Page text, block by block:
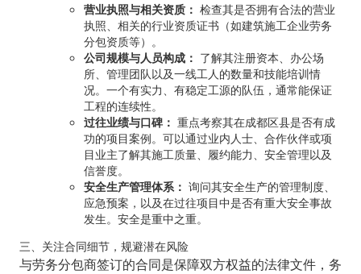
营业执照与相关资质： 检查其是否拥有合法的营业
执照、相关的行业资质证书（如建筑施工企业劳务
分包资质等）。
公司规模与人员构成： 了解其注册资本、办公场
所、管理团队以及一线工人的数量和技能培训情
况。一个有实力、有稳定工源的队伍，通常能保证
工程的连续性。
过往业绩与口碑： 重点考察其在成都区县是否有成
功的项目案例。可以通过业内人士、合作伙伴或项
目业主了解其施工质量、履约能力、安全管理以及
信誉度。
安全生产管理体系： 询问其安全生产的管理制度、
应急预案，以及在过往项目中是否有重大安全事故
发生。安全是重中之重。
三、关注合同细节，规避潜在风险
与劳务分包商签订的合同是保障双方权益的法律文件，务